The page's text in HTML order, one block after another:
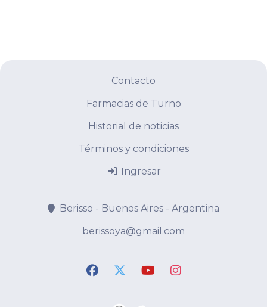
Contacto
Farmacias de Turno
Historial de noticias
Términos y condiciones
Ingresar
Berisso - Buenos Aires - Argentina
berissoya@gmail.com